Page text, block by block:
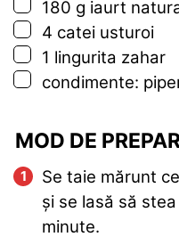
▢
180 g iaurt
▢
4 catei usturoi
▢
1 lingurita zahar
▢
condimente:
MOD DE
Se taie mărunt
și se lasă să
minute.